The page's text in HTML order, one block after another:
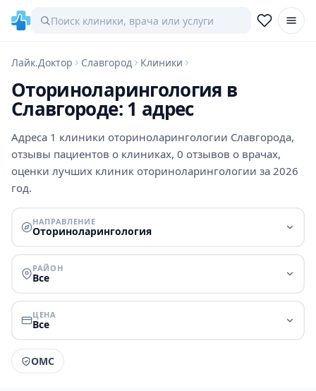
Лайк.Доктор Славгород Клиники
Оториноларингология в
Славгороде: 1 адрес
Адреса 1 клиники оториноларингологии Славгорода,
отзывы пациентов о клиниках, 0 отзывов о врачах,
оценки лучших клиник оториноларингологии за 2026
год.
НАПРАВЛЕНИЕ
Оториноларингология
РАЙОН
Все
ЦЕНА
Все
ОМС